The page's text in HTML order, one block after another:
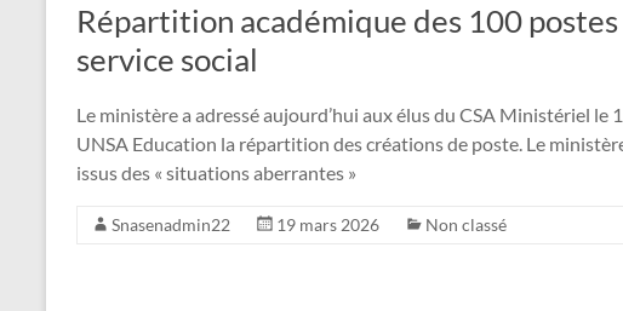
Répartition académique des 100 postes
service social
Le ministère a adressé aujourd’hui aux élus du CSA Ministériel
UNSA Education la répartition des créations de poste. Le
issus des « situations aberrantes »
Snasenadmin22 19 mars 2026 Non classé